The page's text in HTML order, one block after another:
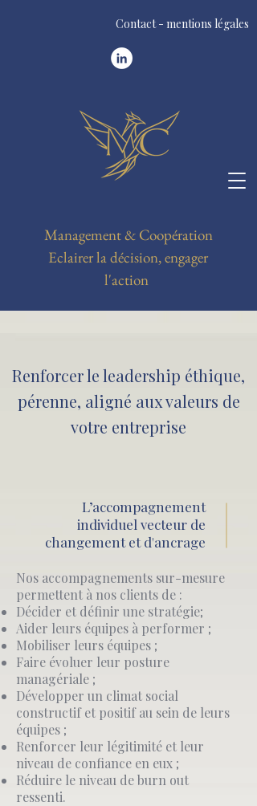
Contact - mentions légales
Management & Coopération
Eclairer la décision, engager
l'action
Renforcer le leadership éthique,
pérenne, aligné aux valeurs de
votre entreprise
L’accompagnement
individuel vecteur de
changement et d'ancrage
​Nos accompagnements sur-mesure
permettent à nos clients de :
Décider et définir une stratégie;
Aider leurs équipes à performer ;
Mobiliser leurs équipes ;
Faire évoluer leur posture
managériale ;
Développer un climat social
constructif et positif au sein de leurs
équipes ;
Renforcer leur légitimité et leur
niveau de confiance en eux ;
Réduire le niveau de burn out
ressenti.